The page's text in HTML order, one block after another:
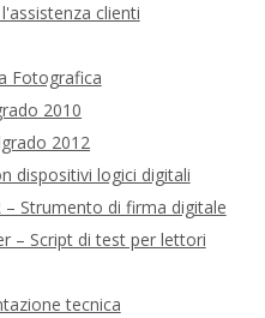
clienti
Fotografica
2010
2012
dispositivi logici digitali
– Strumento di firma digitale
– Script di test per lettori
tecnica